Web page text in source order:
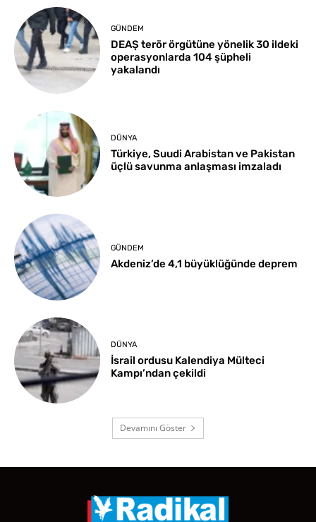
GÜNDEM
DEAŞ terör örgütüne yönelik 30 ildeki
operasyonlarda 104 şüpheli
yakalandı
DÜNYA
Türkiye, Suudi Arabistan ve Pakistan
üçlü savunma anlaşması imzaladı
GÜNDEM
Akdeniz’de 4,1 büyüklüğünde deprem
DÜNYA
İsrail ordusu Kalendiya Mülteci
Kampı’ndan çekildi
Devamını Göster